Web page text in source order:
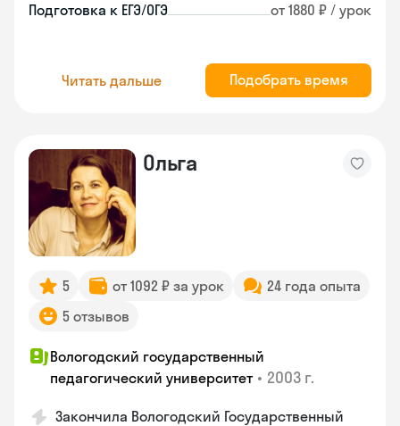
Подготовка к ЕГЭ/ОГЭ от 1880 ₽ / урок
Читать дальше Подобрать время
Ольга
5 от 1092 ₽ за урок
24 года опыта
5 отзывов
Вологодский государственный
педагогический университет • 2003 г.
Закончила Вологодский Государственный